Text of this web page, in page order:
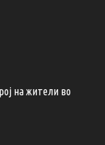
на жители во